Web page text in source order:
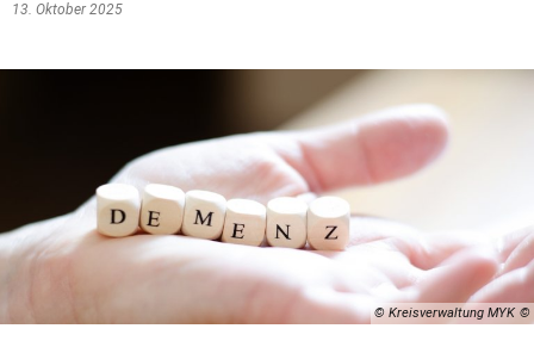
13. Oktober 2025
© Kreisverwaltung MYK